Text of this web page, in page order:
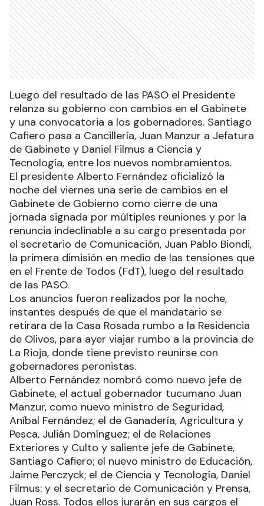
Luego del resultado de las PASO el Presidente
relanza su gobierno con cambios en el Gabinete
y una convocatoria a los gobernadores. Santiago
Cafiero pasa a Cancillería, Juan Manzur a Jefatura
de Gabinete y Daniel Filmus a Ciencia y
Tecnología, entre los nuevos nombramientos.
El presidente Alberto Fernández oficializó la
noche del viernes una serie de cambios en el
Gabinete de Gobierno como cierre de una
jornada signada por múltiples reuniones y por la
renuncia indeclinable a su cargo presentada por
el secretario de Comunicación, Juan Pablo Biondi,
la primera dimisión en medio de las tensiones que
en el Frente de Todos (FdT), luego del resultado
de las PASO.
Los anuncios fueron realizados por la noche,
instantes después de que el mandatario se
retirara de la Casa Rosada rumbo a la Residencia
de Olivos, para ayer viajar rumbo a la provincia de
La Rioja, donde tiene previsto reunirse con
gobernadores peronistas.
Alberto Fernández nombró como nuevo jefe de
Gabinete, el actual gobernador tucumano Juan
Manzur, como nuevo ministro de Seguridad,
Aníbal Fernández; el de Ganadería, Agricultura y
Pesca, Julián Domínguez; el de Relaciones
Exteriores y Culto y saliente jefe de Gabinete,
Santiago Cafiero; el nuevo ministro de Educación,
Jaime Perczyck; el de Ciencia y Tecnología, Daniel
Filmus: y el secretario de Comunicación y Prensa,
Juan Ross. Todos ellos jurarán en sus cargos el